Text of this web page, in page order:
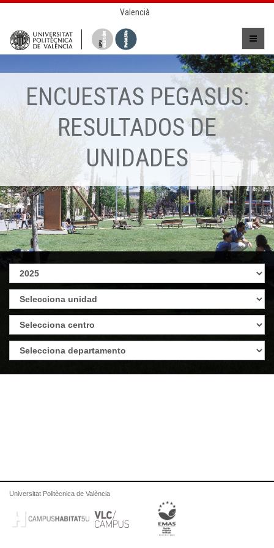
Valencià
ENCUESTAS PEGASUS:
RESULTADOS DE
UNIDADES
Universitat Politècnica de València